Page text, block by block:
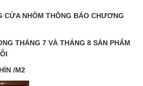
CỬA NHÔM THÔNG BÁO CHƯƠNG
THÁNG 7 VÀ THÁNG 8 SẢN PHẨM
/M2